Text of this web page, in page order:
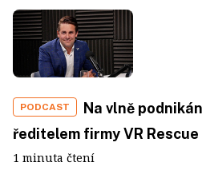
PODCAST
Na vlně
ředitelem firmy VR Rescue
1 minuta čtení